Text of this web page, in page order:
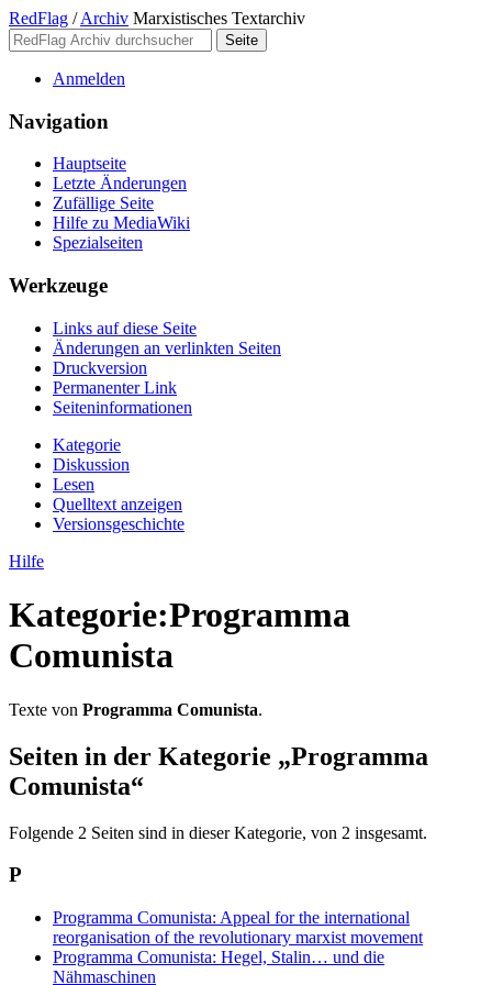
RedFlag / Archiv Marxistisches Textarchiv
Anmelden
Navigation
Hauptseite
Letzte Änderungen
Zufällige Seite
Hilfe zu MediaWiki
Spezialseiten
Werkzeuge
Links auf diese Seite
Änderungen an verlinkten Seiten
Druckversion
Permanenter Link
Seiten­­informationen
Kategorie
Diskussion
Lesen
Quelltext anzeigen
Versionsgeschichte
Hilfe
Kategorie:Programma
Comunista
Texte von Programma Comunista.
Seiten in der Kategorie „Programma
Comunista“
Folgende 2 Seiten sind in dieser Kategorie, von 2 insgesamt.
P
Programma Comunista: Appeal for the international
reorganisation of the revolutionary marxist movement
Programma Comunista: Hegel, Stalin… und die
Nähmaschinen